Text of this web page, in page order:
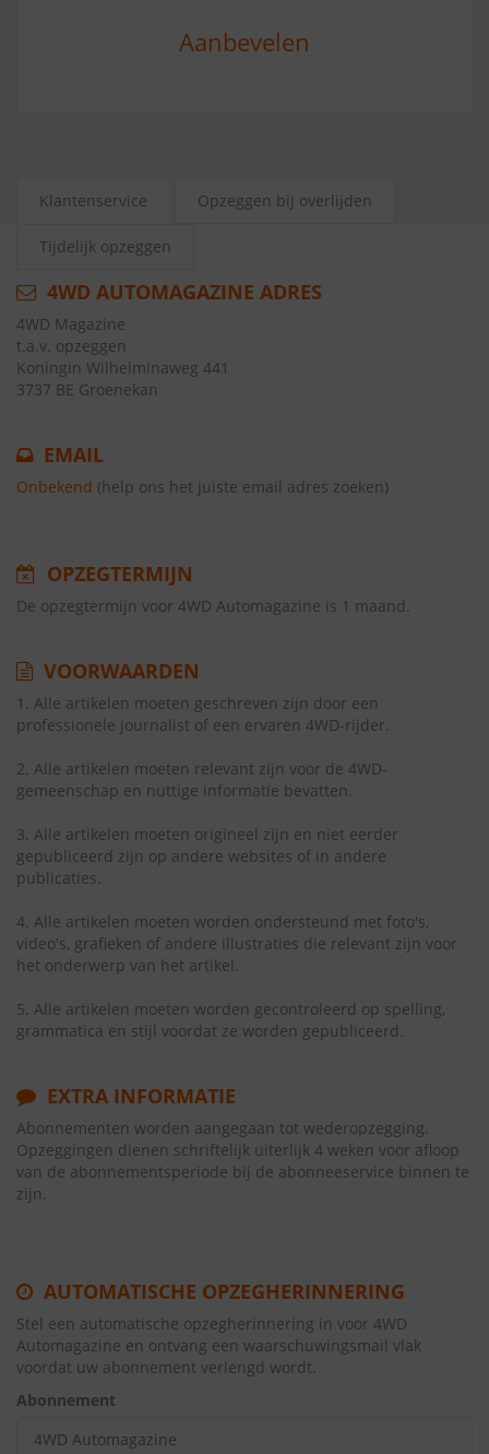
Aanbevelen
Klantenservice Opzeggen bij overlijden
Tijdelijk opzeggen
4WD AUTOMAGAZINE ADRES
4WD Magazine
t.a.v. opzeggen
Koningin Wilhelminaweg 441
3737 BE Groenekan
EMAIL
Onbekend (help ons het juiste email adres zoeken)
OPZEGTERMIJN
De opzegtermijn voor 4WD Automagazine is 1 maand.
VOORWAARDEN
1. Alle artikelen moeten geschreven zijn door een
professionele journalist of een ervaren 4WD-rijder.
2. Alle artikelen moeten relevant zijn voor de 4WD-
gemeenschap en nuttige informatie bevatten.
3. Alle artikelen moeten origineel zijn en niet eerder
gepubliceerd zijn op andere websites of in andere
publicaties.
4. Alle artikelen moeten worden ondersteund met foto's,
video's, grafieken of andere illustraties die relevant zijn voor
het onderwerp van het artikel.
5. Alle artikelen moeten worden gecontroleerd op spelling,
grammatica en stijl voordat ze worden gepubliceerd.
EXTRA INFORMATIE
Abonnementen worden aangegaan tot wederopzegging.
Opzeggingen dienen schriftelijk uiterlijk 4 weken voor afloop
van de abonnementsperiode bij de abonneeservice binnen te
zijn.
AUTOMATISCHE OPZEGHERINNERING
Stel een automatische opzegherinnering in voor 4WD
Automagazine en ontvang een waarschuwingsmail vlak
voordat uw abonnement verlengd wordt.
Abonnement